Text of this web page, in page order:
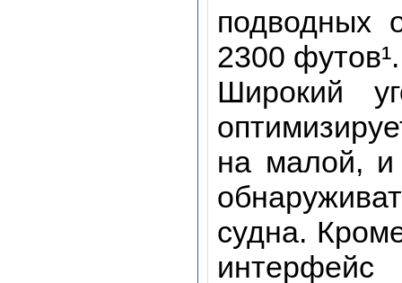
подводных
2300 футов¹.
Широкий
на малой, и
судна.